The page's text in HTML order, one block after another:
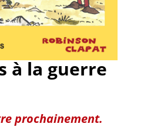
à la guerre
prochainement.